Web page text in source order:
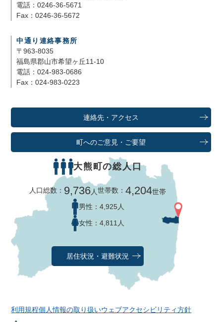
電話：0246-36-5671
Fax：0246-36-5672
中通り連絡事務所
〒963-8035
福島県郡山市希望ヶ丘11-10
電話：024-983-0686
Fax：024-983-0223
連絡先・アクセス
町へのご意見・ご要望
大熊町の総人口
人口総数： 9,736人世帯数：4,204世帯
男性： 4,925人
女性： 4,811人
居住状況・避難状況
利用規程個人情報の取り扱いウェブアクセシビリティ方針